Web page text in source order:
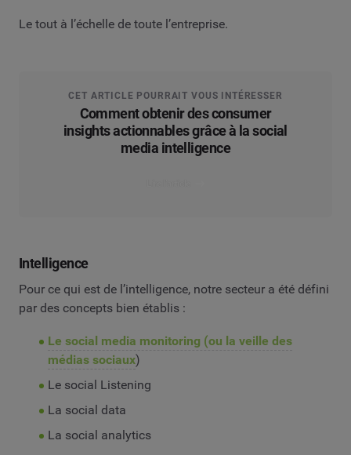
Le tout à l’échelle de toute l’entreprise.
CET ARTICLE POURRAIT VOUS INTÉRESSER
Comment obtenir des consumer
insights actionnables grâce à la social
media intelligence
Intelligence
Pour ce qui est de l’intelligence, notre secteur a été défini
par des concepts bien établis :
Le social media monitoring (ou la veille des
médias sociaux)
Le social Listening
La social data
La social analytics